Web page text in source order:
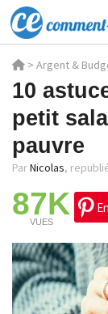
> Argent &
10
petit
pauvre
ParNicolas,
87K
VUES